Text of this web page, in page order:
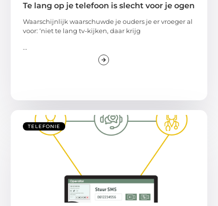
Te lang op je telefoon is slecht voor je ogen
Waarschijnlijk waarschuwde je ouders je er vroeger al
voor: ‘niet te lang tv-kijken, daar krijg
...
TELEFONIE